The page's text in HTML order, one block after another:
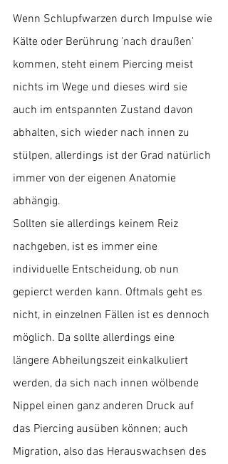
Wenn Schlupfwarzen durch Impulse wie
Kälte oder Berührung 'nach draußen'
kommen, steht einem Piercing meist
nichts im Wege und dieses wird sie
auch im entspannten Zustand davon
abhalten, sich wieder nach innen zu
stülpen, allerdings ist der Grad natürlich
immer von der eigenen Anatomie
abhängig.
Sollten sie allerdings keinem Reiz
nachgeben, ist es immer eine
individuelle Entscheidung, ob nun
gepierct werden kann. Oftmals geht es
nicht, in einzelnen Fällen ist es dennoch
möglich. Da sollte allerdings eine
längere Abheilungszeit einkalkuliert
werden, da sich nach innen wölbende
Nippel einen ganz anderen Druck auf
das Piercing ausüben können; auch
Migration, also das Herauswachsen des